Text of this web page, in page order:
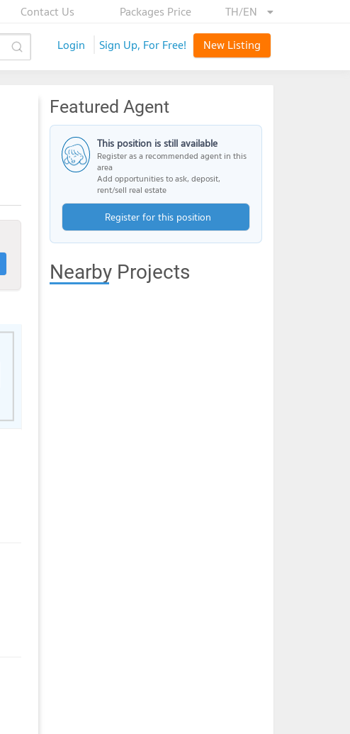
TH/EN
Packages Price
Contact Us
Login Sign Up, For Free! New Listing
Featured Agent
This position is still available
Register as a recommended agent in this
area
Add opportunities to ask, deposit,
rent/sell real estate
Register for this position
Nearby Projects